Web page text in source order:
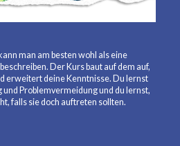
man am besten wohl als eine
Der Kurs baut auf dem auf,
erweitert deine Kenntnisse. Du lernst
Problemvermeidung und du lernst,
falls sie doch auftreten sollten.